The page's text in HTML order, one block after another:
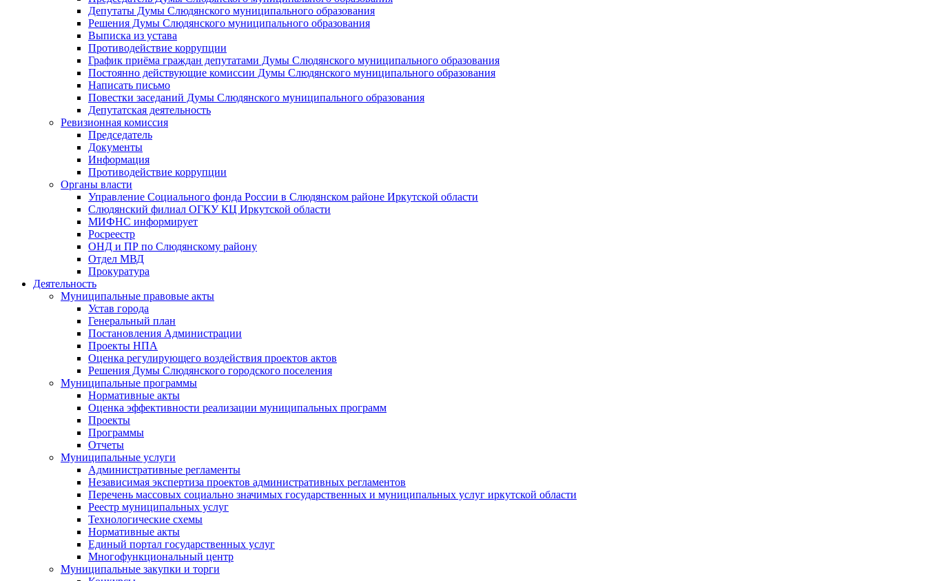
Депутаты Думы Слюдянского муниципального образования
Решения Думы Слюдянского муниципального образования
Выписка из устава
Противодействие коррупции
График приёма граждан депутатами Думы Слюдянского муниципального образования
Постоянно действующие комиссии Думы Слюдянского муниципального образования
Написать письмо
Повестки заседаний Думы Слюдянского муниципального образования
Депутатская деятельность
Ревизионная комиссия
Председатель
Документы
Информация
Противодействие коррупции
Органы власти
Управление Социального фонда России в Слюдянском районе Иркутской области
Слюдянский филиал ОГКУ КЦ Иркутской области
МИФНС информирует
Росреестр
ОНД и ПР по Слюдянскому району
Отдел МВД
Прокуратура
Деятельность
Муниципальные правовые акты
Устав города
Генеральный план
Постановления Администрации
Проекты НПА
Оценка регулирующего воздействия проектов актов
Решения Думы Слюдянского городского поселения
Муниципальные программы
Нормативные акты
Оценка эффективности реализации муниципальных программ
Проекты
Программы
Отчеты
Муниципальные услуги
Административные регламенты
Независимая экспертиза проектов административных регламентов
Перечень массовых социально значимых государственных и муниципальных услуг иркутской области
Реестр муниципальных услуг
Технологические схемы
Нормативные акты
Единый портал государственных услуг
Многофункциональный центр
Муниципальные закупки и торги